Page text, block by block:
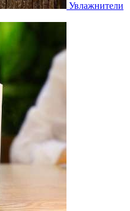
Увлажнители